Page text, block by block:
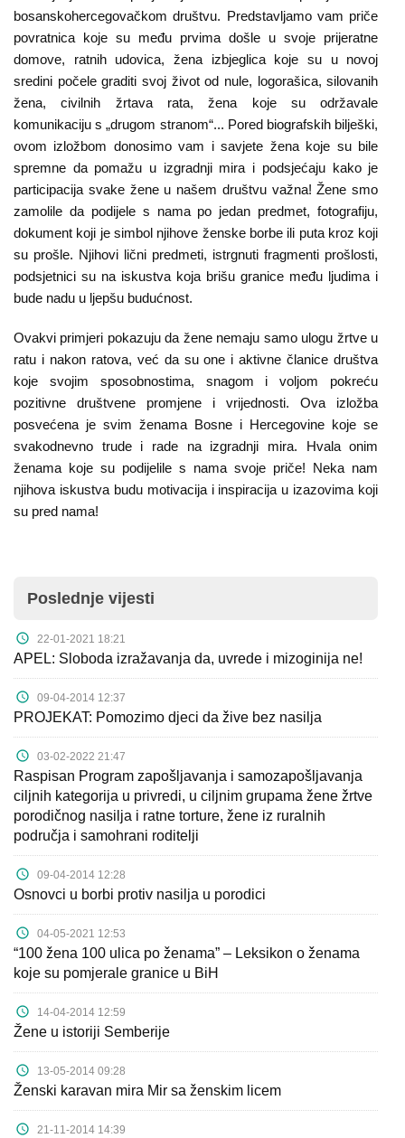
bosanskohercegovačkom društvu. Predstavljamo vam priče
povratnica koje su među prvima došle u svoje prijeratne
domove, ratnih udovica, žena izbjeglica koje su u novoj
sredini počele graditi svoj život od nule, logorašica, silovanih
žena, civilnih žrtava rata, žena koje su održavale
komunikaciju s „drugom stranom“... Pored biografskih bilješki,
ovom izložbom donosimo vam i savjete žena koje su bile
spremne da pomažu u izgradnji mira i podsjećaju kako je
participacija svake žene u našem društvu važna! Žene smo
zamolile da podijele s nama po jedan predmet, fotografiju,
dokument koji je simbol njihove ženske borbe ili puta kroz koji
su prošle. Njihovi lični predmeti, istrgnuti fragmenti prošlosti,
podsjetnici su na iskustva koja brišu granice među ljudima i
bude nadu u ljepšu budućnost.
Ovakvi primjeri pokazuju da žene nemaju samo ulogu žrtve u
ratu i nakon ratova, već da su one i aktivne članice društva
koje svojim sposobnostima, snagom i voljom pokreću
pozitivne društvene promjene i vrijednosti. Ova izložba
posvećena je svim ženama Bosne i Hercegovine koje se
svakodnevno trude i rade na izgradnji mira. Hvala onim
ženama koje su podijelile s nama svoje priče! Neka nam
njihova iskustva budu motivacija i inspiracija u izazovima koji
su pred nama!
Poslednje vijesti
22-01-2021 18:21
APEL: Sloboda izražavanja da, uvrede i mizoginija ne!
09-04-2014 12:37
PROJEKAT: Pomozimo djeci da žive bez nasilja
03-02-2022 21:47
Raspisan Program zapošljavanja i samozapošljavanja
ciljnih kategorija u privredi, u ciljnim grupama žene žrtve
porodičnog nasilja i ratne torture, žene iz ruralnih
područja i samohrani roditelji
09-04-2014 12:28
Osnovci u borbi protiv nasilja u porodici
04-05-2021 12:53
“100 žena 100 ulica po ženama” – Leksikon o ženama
koje su pomjerale granice u BiH
14-04-2014 12:59
Žene u istoriji Semberije
13-05-2014 09:28
Ženski karavan mira Mir sa ženskim licem
21-11-2014 14:39